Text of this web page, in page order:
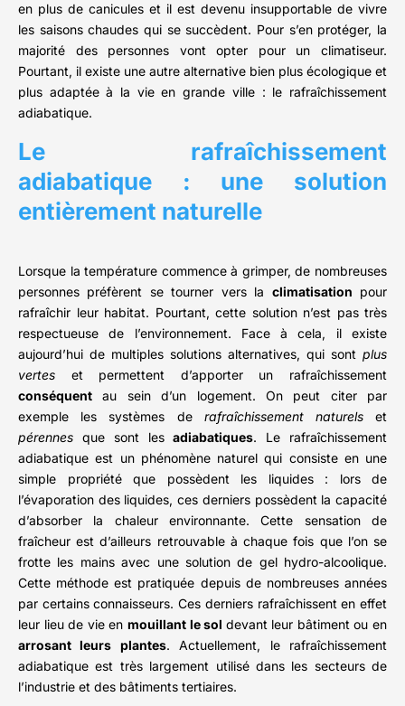
en plus de canicules et il est devenu insupportable de vivre
les saisons chaudes qui se succèdent. Pour s’en protéger, la
majorité des personnes vont opter pour un climatiseur.
Pourtant, il existe une autre alternative bien plus écologique et
plus adaptée à la vie en grande ville : le rafraîchissement
adiabatique.
Le rafraîchissement
adiabatique : une solution
entièrement naturelle
Lorsque la température commence à grimper, de nombreuses
personnes préfèrent se tourner vers la climatisation pour
rafraîchir leur habitat. Pourtant, cette solution n’est pas très
respectueuse de l’environnement. Face à cela, il existe
aujourd’hui de multiples solutions alternatives, qui sont plus
vertes et permettent d’apporter un rafraîchissement
conséquent au sein d’un logement. On peut citer par
exemple les systèmes de rafraîchissement naturelset
pérennes que sont lesadiabatiques. Le rafraîchissement
adiabatique est un phénomène naturel qui consiste en une
simple propriété que possèdent les liquides : lors de
l’évaporation des liquides, ces derniers possèdent la capacité
d’absorber la chaleur environnante. Cette sensation de
fraîcheur est d’ailleurs retrouvable à chaque fois que l’on se
frotte les mains avec une solution de gel hydro-alcoolique.
Cette méthode est pratiquée depuis de nombreuses années
par certains connaisseurs. Ces derniers rafraîchissent en effet
leur lieu de vie en mouillant le sol devant leur bâtiment ou en
arrosant leurs plantes. Actuellement, le rafraîchissement
adiabatique est très largement utilisé dans les secteurs de
l’industrie et des bâtiments tertiaires.